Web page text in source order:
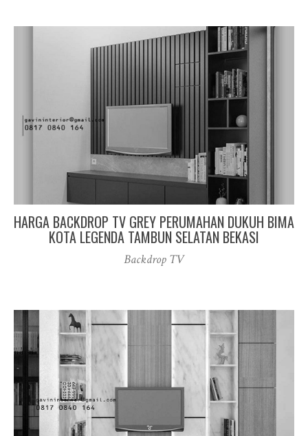
HARGA BACKDROP TV GREY PERUMAHAN DUKUH BIMA
KOTA LEGENDA TAMBUN SELATAN BEKASI
Backdrop TV